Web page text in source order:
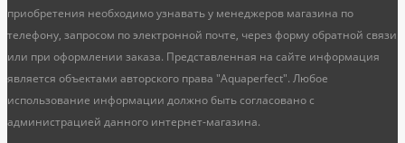
приобретения необходимо узнавать у менеджеров магазина по
телефону, запросом по электронной почте, через форму обратной связи
или при оформлении заказа. Представленная на сайте информация
является объектами авторского права "Aquaperfect". Любое
использование информации должно быть согласовано с
администрацией данного интернет-магазина.